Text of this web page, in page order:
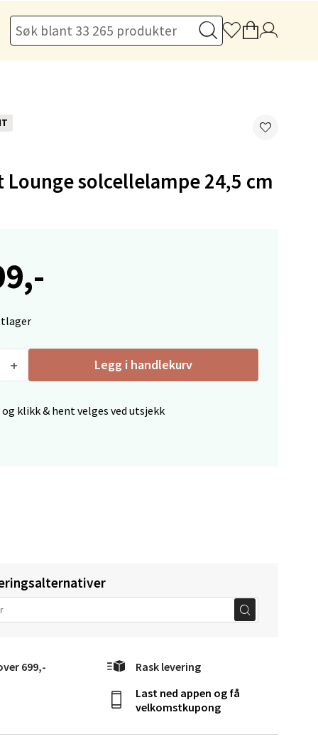
Lounge solcellelampe 24,5 cm
Legg i handlekurv
klikk & hent velges ved utsjekk
699,- Rask levering
Last ned appen og få
velkomstkupong